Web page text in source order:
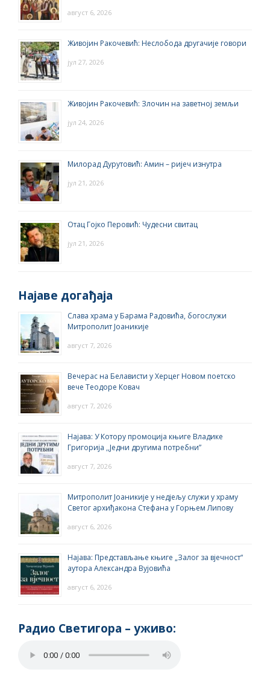
август 6, 2026
Живојин Ракочевић: Неслобода другачије говори
јул 27, 2026
Живојин Ракочевић: Злочин на заветној земљи
јул 24, 2026
Милорад Дурутовић: Амин – ријеч изнутра
јул 21, 2026
Отац Гојко Перовић: Чудесни свитац
јул 21, 2026
Најаве догађаја
Слава храма у Барама Радовића, богослужи
Митрополит Јоаникије
август 7, 2026
Вечерас на Белависти у Херцег Новом поетско
вече Теодоре Ковач
август 7, 2026
Најава: У Котору промоција књиге Владике
Григорија ,,Једни другима потребни”
август 7, 2026
Митрополит Јоаникије у недјељу служи у храму
Светог архиђакона Стефана у Горњем Липову
август 6, 2026
Најава: Представљање књиге „Залог за вјечност“
аутора Александра Вујовића
август 6, 2026
Радио Светигора – yживо: